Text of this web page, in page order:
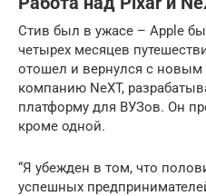
Стив был в ужасе – Apple
четырех месяцев
отошел и вернулся с
компанию NeXT,
платформу для ВУЗов. Он
кроме одной.
“Я убежден в том, что
успешных